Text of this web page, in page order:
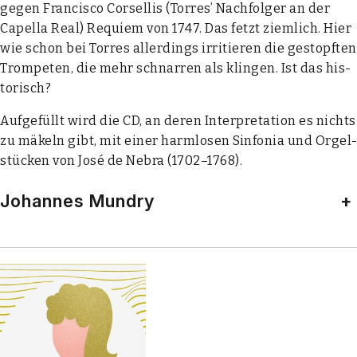
ge­gen Fran­cis­co Cor­sel­lis (Tor­res’ Nach­fol­ger an der
Capel­la Real) Requi­em von 1747. Das fetzt ziem­lich. Hier
wie schon bei Tor­res aller­dings irri­tie­ren die gestopf­ten
Trom­pe­ten, die mehr schnar­ren als klin­gen. Ist das his­
to­risch?
Auf­ge­füllt wird die CD, an deren Inter­pre­ta­ti­on es nichts
zu mäkeln gibt, mit einer harm­lo­sen Sin­fo­nia und Orgel­
stü­cken von José de Nebra (1702–1768).
Johannes Mundry +